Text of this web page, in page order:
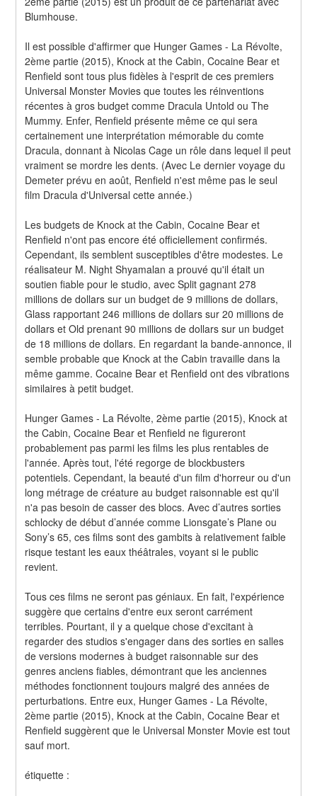
Blumhouse.
Il est possible d'affirmer que Hunger Games - La Révolte,
2ème partie (2015), Knock at the Cabin, Cocaine Bear et
Renfield sont tous plus fidèles à l'esprit de ces premiers
Universal Monster Movies que toutes les réinventions
récentes à gros budget comme Dracula Untold ou The
Mummy. Enfer, Renfield présente même ce qui sera
certainement une interprétation mémorable du comte
Dracula, donnant à Nicolas Cage un rôle dans lequel il peut
vraiment se mordre les dents. (Avec Le dernier voyage du
Demeter prévu en août, Renfield n'est même pas le seul
film Dracula d'Universal cette année.)
Les budgets de Knock at the Cabin, Cocaine Bear et
Renfield n'ont pas encore été officiellement confirmés.
Cependant, ils semblent susceptibles d'être modestes. Le
réalisateur M. Night Shyamalan a prouvé qu'il était un
soutien fiable pour le studio, avec Split gagnant 278
millions de dollars sur un budget de 9 millions de dollars,
Glass rapportant 246 millions de dollars sur 20 millions de
dollars et Old prenant 90 millions de dollars sur un budget
de 18 millions de dollars. En regardant la bande-annonce, il
semble probable que Knock at the Cabin travaille dans la
même gamme. Cocaine Bear et Renfield ont des vibrations
similaires à petit budget.
Hunger Games - La Révolte, 2ème partie (2015), Knock at
the Cabin, Cocaine Bear et Renfield ne figureront
probablement pas parmi les films les plus rentables de
l'année. Après tout, l'été regorge de blockbusters
potentiels. Cependant, la beauté d'un film d'horreur ou d'un
long métrage de créature au budget raisonnable est qu'il
n'a pas besoin de casser des blocs. Avec d’autres sorties
schlocky de début d’année comme Lionsgate’s Plane ou
Sony’s 65, ces films sont des gambits à relativement faible
risque testant les eaux théâtrales, voyant si le public
revient.
Tous ces films ne seront pas géniaux. En fait, l'expérience
suggère que certains d'entre eux seront carrément
terribles. Pourtant, il y a quelque chose d'excitant à
regarder des studios s'engager dans des sorties en salles
de versions modernes à budget raisonnable sur des
genres anciens fiables, démontrant que les anciennes
méthodes fonctionnent toujours malgré des années de
perturbations. Entre eux, Hunger Games - La Révolte,
2ème partie (2015), Knock at the Cabin, Cocaine Bear et
Renfield suggèrent que le Universal Monster Movie est tout
sauf mort.
étiquette :